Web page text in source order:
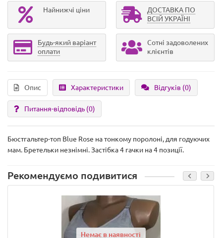
Найнижчі ціни
ДОСТАВКА ПО
ВСІЙ УКРАЇНІ
Будь-який варіант
оплати
Сотні задоволених
клієнтів
Опис Характеристики Відгуків (0)
Питання-відповідь (0)
Бюстгальтер-топ Blue Rose на тонкому поролоні, для годуючих
мам. Бретельки незнімні. Застібка 4 гачки на 4 позиції.
Рекомендуємо подивитися
Немає в наявності